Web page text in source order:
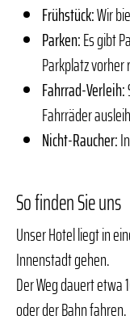
Frühstück:Wir
Parken:Es gibt
Parkplatz
Fahrrad-Verleih:
Fahrräder
Nicht-Raucher:
So finden Sie uns
Unser Hotel liegt in
Innenstadt gehen.
Der Weg dauert etwa
oder der Bahn fahren.